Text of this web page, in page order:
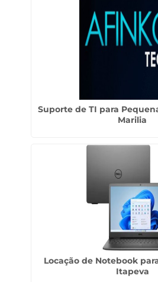
Suporte de TI para
Marilia
Locação de Notebook
Itapeva